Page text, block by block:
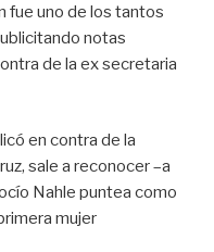
fue uno de los tantos
notas
de la ex secretaria
en contra de la
sale a reconocer –a
Nahle puntea como
mujer